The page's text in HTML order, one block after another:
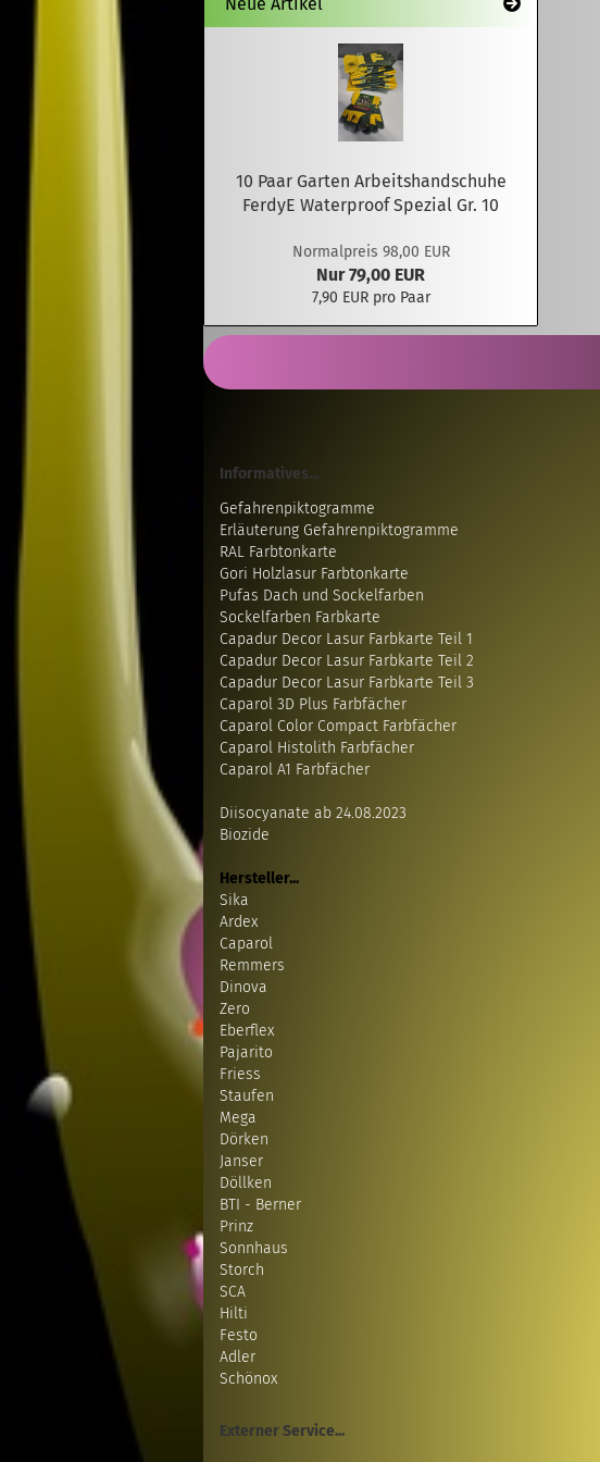
10 Paar Garten Arbeitshandschuhe
FerdyE Waterproof Spezial Gr. 10
Normalpreis 98,00 EUR
Nur 79,00 EUR
7,90 EUR pro Paar
Informatives...
Gefahrenpiktogramme
Erläuterung Gefahrenpiktogramme
RAL Farbtonkarte
Gori Holzlasur Farbtonkarte
Pufas Dach und Sockelfarben
Sockelfarben Farbkarte
Capadur Decor Lasur Farbkarte Teil 1
Capadur Decor Lasur Farbkarte Teil 2
Capadur Decor Lasur Farbkarte Teil 3
Caparol 3D Plus Farbfächer
Caparol Color Compact Farbfächer
Caparol Histolith Farbfächer
Caparol A1 Farbfächer
Diisocyanate ab 24.08.2023
Biozide
Hersteller...
Sika
Ardex
Caparol
Remmers
Dinova
Zero
Eberflex
Pajarito
Friess
Staufen
Mega
Dörken
Janser
Döllken
BTI - Berner
Prinz
Sonnhaus
Storch
SCA
Hilti
Festo
Adler
Schönox
Externer Service...